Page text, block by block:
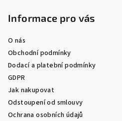
Informace pro vás
O nás
Obchodní podmínky
Dodací a platební podmínky
GDPR
Jak nakupovat
Odstoupení od smlouvy
Ochrana osobních údajů